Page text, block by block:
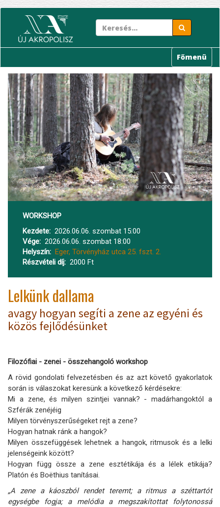
tartalomra
Főmenü
WORKSHOP
Kezdete
2026.06.06. szombat 15:00
Vége
2026.06.06. szombat 18:00
Helyszín
Eger, Törvényház utca 25. fszt. 2.
Részvételi díj
2000 Ft
Lelkünk dallama
avagy hogyan segíti a zene az egyéni és
közös fejlődésünket
Filozófiai - zenei - összehangoló workshop
A rövid gondolati felvezetésben és az azt követő gyakorlatok
során is válaszokat keresünk a következő kérdésekre:
Mi a zene, és milyen szintjei vannak? - madárhangoktól a
Szférák zenéjéig
Milyen törvényszerűségeket rejt a zene?
Hogyan hatnak ránk a hangok?
Milyen összefüggések lehetnek a hangok, ritmusok és a lelki
jelenségeink között?
Hogyan függ össze a zene esztétikája és a lélek etikája?
Platón és Boëthius tanításai.
„A zene a káoszból rendet teremt; a ritmus a széttartót
egységbe fogja; a melódia a megszakítottat folytonossá